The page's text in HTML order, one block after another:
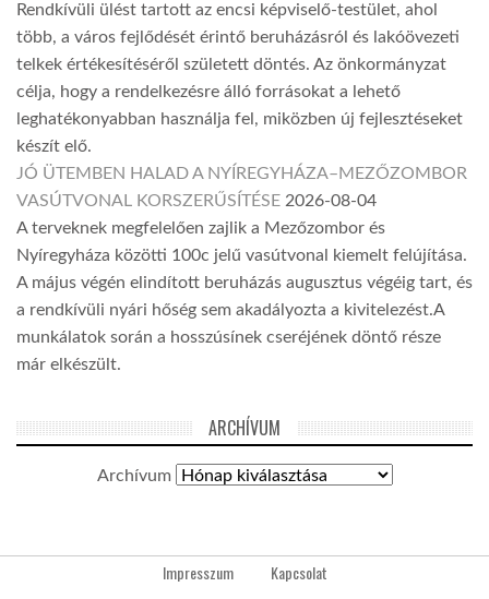
Rendkívüli ülést tartott az encsi képviselő-testület, ahol
több, a város fejlődését érintő beruházásról és lakóövezeti
telkek értékesítéséről született döntés. Az önkormányzat
célja, hogy a rendelkezésre álló forrásokat a lehető
leghatékonyabban használja fel, miközben új fejlesztéseket
készít elő.
JÓ ÜTEMBEN HALAD A NYÍREGYHÁZA–MEZŐZOMBOR
VASÚTVONAL KORSZERŰSÍTÉSE 2026-08-04
A terveknek megfelelően zajlik a Mezőzombor és
Nyíregyháza közötti 100c jelű vasútvonal kiemelt felújítása.
A május végén elindított beruházás augusztus végéig tart, és
a rendkívüli nyári hőség sem akadályozta a kivitelezést.A
munkálatok során a hosszúsínek cseréjének döntő része
már elkészült.
ARCHÍVUM
Archívum
Impresszum Kapcsolat